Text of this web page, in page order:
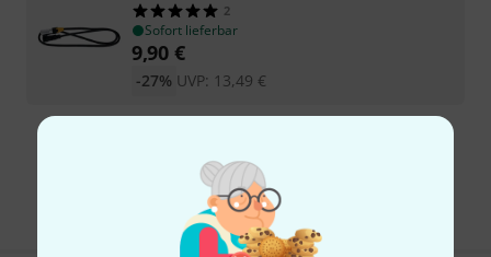
2
Sofort lieferbar
9,90 €
UVP: 13,49 €
-27%
Alle Preise inkl. MwSt.